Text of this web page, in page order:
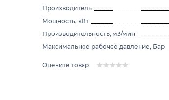
Производитель
Мощность, кВт
Производительность, м3/мин
Максимальное рабочее давление, Бар
Оцените товар